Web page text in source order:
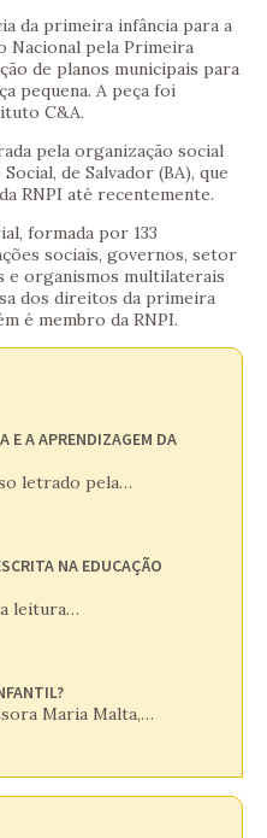
da primeira infância para a
Nacional pela Primeira
de planos municipais para
pequena. A peça foi
C&A.
pela organização social
de Salvador (BA), que
RNPI até recentemente.
formada por 133
sociais, governos, setor
e organismos multilaterais
dos direitos da primeira
é membro da RNPI.
E A APRENDIZAGEM DA
letrado pela…
NA EDUCAÇÃO
leitura…
Maria Malta,…